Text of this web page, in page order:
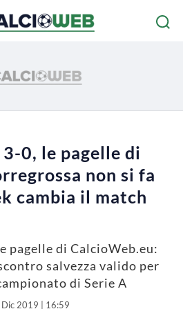
0, le pagelle di
non si fa
cambia il match
pagelle di CalcioWeb.eu:
salvezza valido per
di Serie A
2019 | 16:59